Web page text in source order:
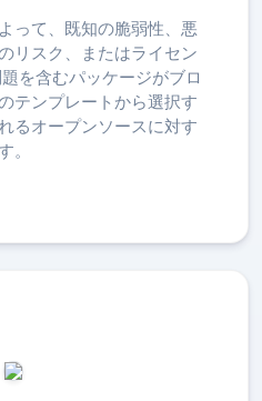
って、既知の脆弱性、悪
リスク、またはライセン
を含むパッケージがブロ
テンプレートから選択す
るオープンソースに対す
。